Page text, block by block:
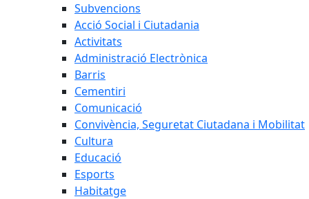
Subvencions
Acció Social i Ciutadania
Activitats
Administració Electrònica
Barris
Cementiri
Comunicació
Convivència, Seguretat Ciutadana i Mobilitat
Cultura
Educació
Esports
Habitatge